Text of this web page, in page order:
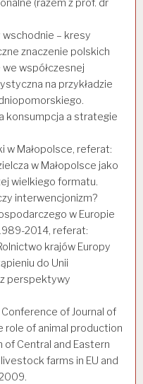
(razem z prof. dr
– kresy
znaczenie polskich
współczesnej
na przykładzie
konsumpcja a strategie
w Małopolsce, referat:
w Małopolsce jako
wielkiego formatu.
interwencjonizm?
w Europie
2014, referat:
krajów Europy
do Unii
perspektywy
of Journal of
role of animal production
of Central and Eastern
farms in EU and